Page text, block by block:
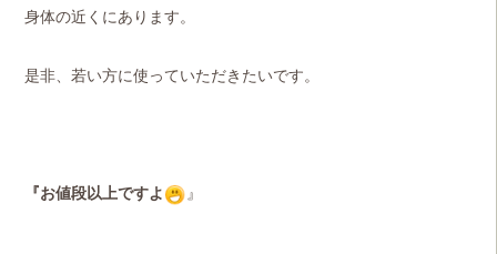
身体の近くにあります。
是非、若い方に使っていただきたいです。
『お値段以上ですよ 』